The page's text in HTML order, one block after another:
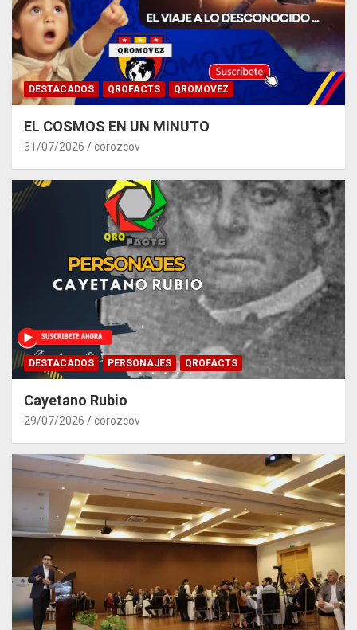
DESTACADOS QROFACTS QROMOVEZ
EL COSMOS EN UN MINUTO
31/07/2026 corozcov
DESTACADOS PERSONAJES QROFACTS
Cayetano Rubio
29/07/2026 corozcov